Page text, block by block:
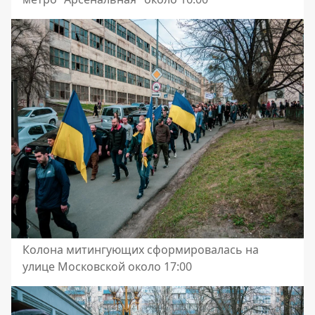
Колона митингующих сформировалась на
улице Московской около 17:00